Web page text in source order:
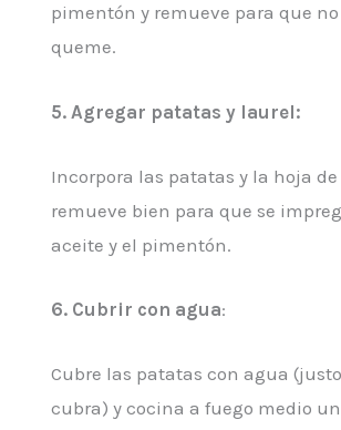
pimentón y remueve para que no
queme.
5. Agregar patatas y laurel:
Incorpora las patatas y la hoja
remueve bien para que se
aceite y el pimentón.
6. Cubrir con agua:
Cubre las patatas con agua
cubra) y cocina a fuego medio